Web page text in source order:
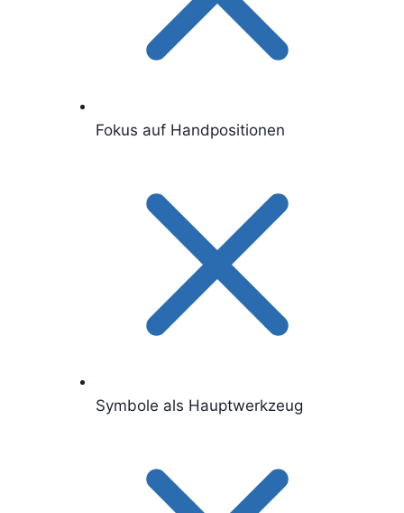
Fokus auf Handpositionen
Symbole als Hauptwerkzeug